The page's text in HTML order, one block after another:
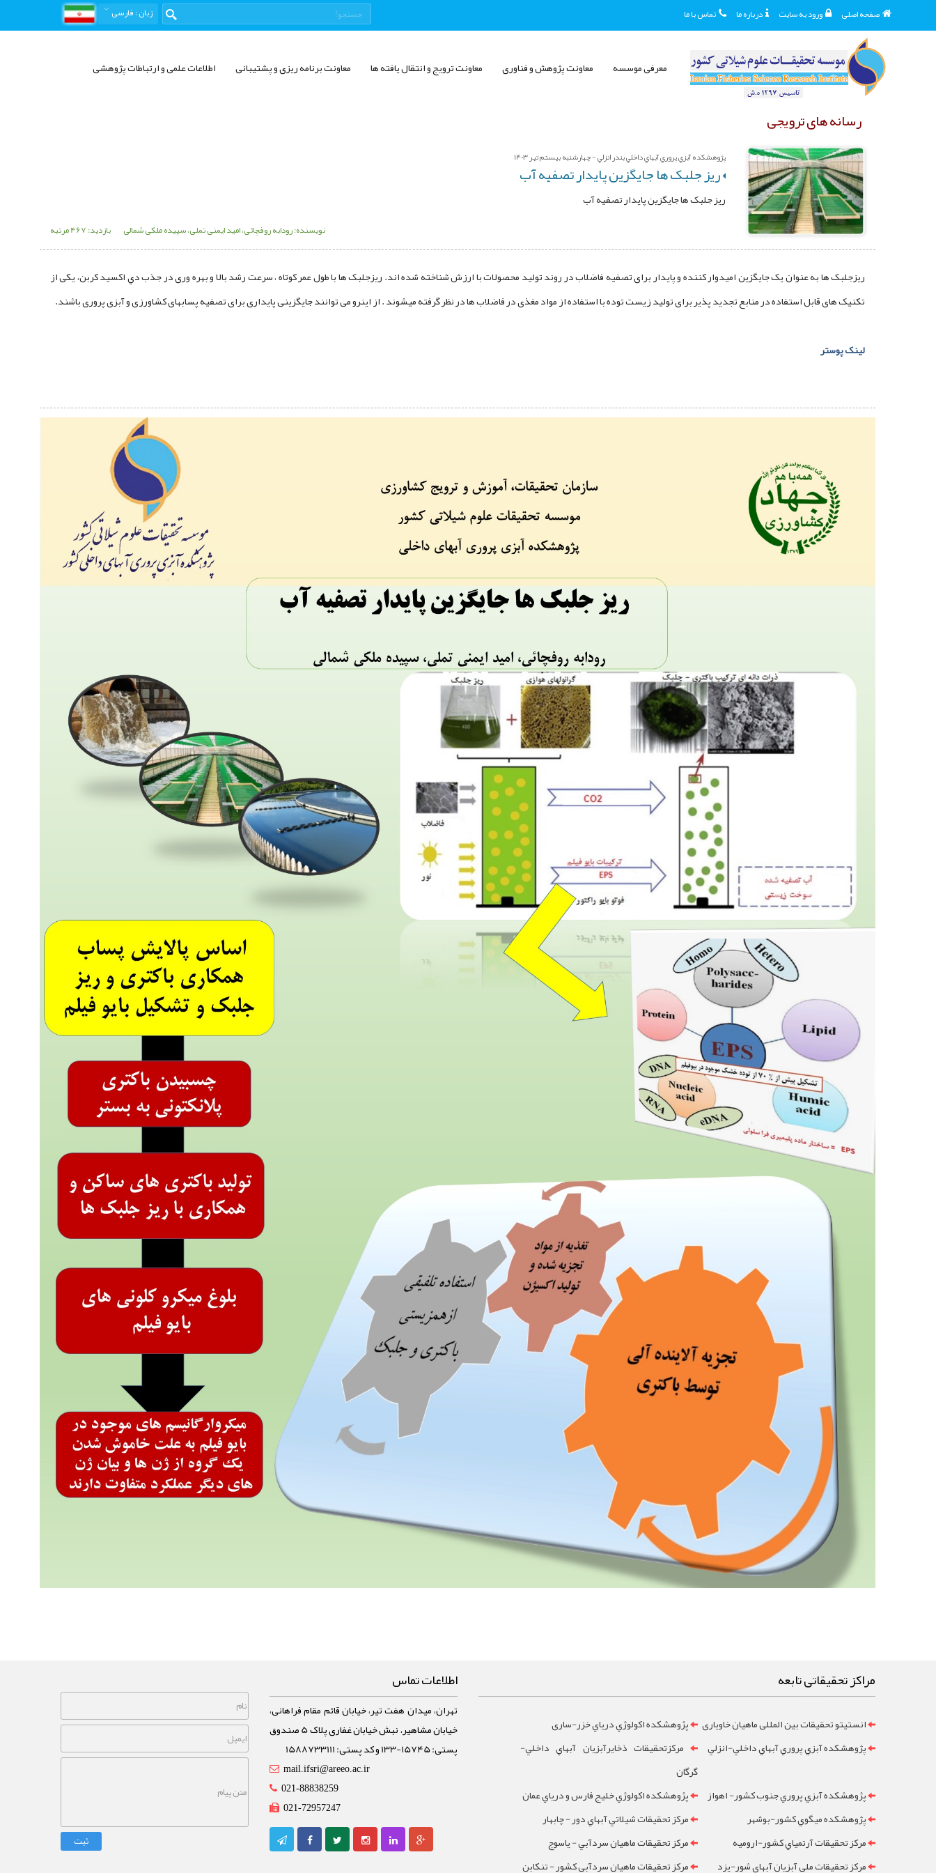
صفحه اصلی ورود به سایت درباره ما تماس با ما زبان: فارسی
معرفی موسسه معاونت پژوهش و فناوری معاونت ترویج و انتقال یافته ها معاونت برنامه ریزی و پشتیبانی اطلاعات علمی و ارتباطات پژوهشی
رسانه های ترویجی
پژوهشکده آبزي پروري آبهاي داخلي بندر انزلي - چهارشنبه بیستم تیر 1403
ریز جلبک ها جایگزین پایدار تصفیه آب
ریز جلبک ها جایگزین پایدار تصفیه آب
نویسنده: رودابه روفچائی، امید ایمنی تملی، سپیده ملکی شمالی بازدید: 467 مرتبه
ریزجلبک ها به عنوان یک جایگزین امیدوار کننده و پایدار برای تصفیه فاضلاب در روند تولید محصولات با ارزش شناخته شده اند. ریزجلبک ها با طول عمر کوتاه ، سرعت رشد بالا و بهره وری در جذب دي اكسيد كربن، یکی از
تکنیک های قابل استفاده در منابع تجدید پذیر برای تولید زیست توده با استفاده از مواد مغذی در فاضلاب ها در نظر گرفته میشوند . از اینرو می توانند جایگزینی پایداری برای تصفیه پسابهای کشاورزی و آبزی پروری باشند.
لینک پوستر
مراکز تحقیقاتی تابعه
انستیتو تحقیقات بین المللی ماهیان خاویاری
پژوهشکده اکولوژي درياي خزر-ساری
پژوهشکده آبزي پروري آبهاي داخلي-انزلي
مرکزتحقيقات ذخايرآبزيان آبهاي داخلي-
گرگان
پژوهشکده آبزي پروري جنوب کشور- اهواز
پژوهشکده اکولوژي خليج فارس و درياي عمان
پژوهشکده ميگوي کشور-بوشهر
مرکز تحقيقات شيلاتي آبهاي دور - چابهار
مرکز تحقيقات آرتمياي کشور-ارومیه
مرکز تحقيقات ماهيان سردآبي - ياسوج
مرکز تحقيقات ملي آبزيان آبهاي شور-یزد
مرکز تحقيقات ماهيان سردآبي کشور - تنکابن
اطلاعات تماس
تهران، میدان هفت تیر، خیابان قائم مقام فراهانی،
خیابان مشاهیر، نبش خیابان غفاری پلاک 5 صندوق
پستی: 15745-133 و کد پستی: 1588733111
mail.ifsri@areeo.ac.ir
021-88838259
021-72957247
ثبت